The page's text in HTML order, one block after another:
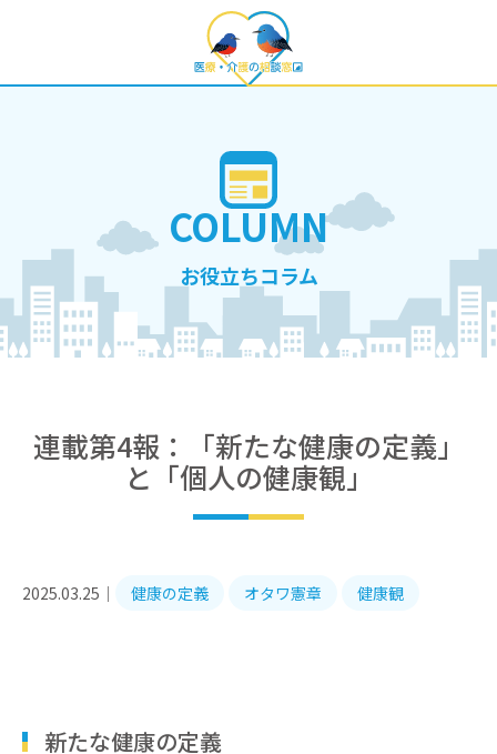
COLUMN
お役立ちコラム
連載第4報：「新たな健康の定義」
と「個人の健康観」
2025.03.25｜ 健康の定義 オタワ憲章 健康観
新たな健康の定義